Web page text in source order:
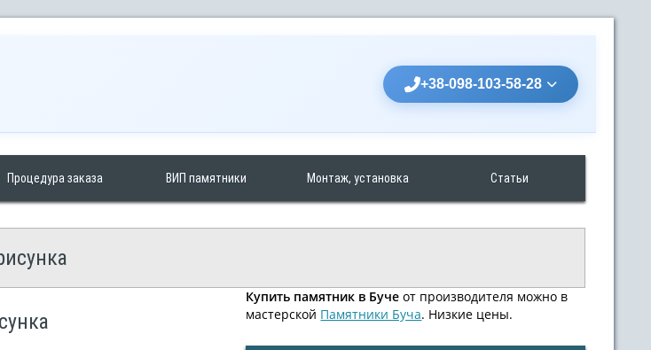
+38-098-103-58-28
Процедура заказа ВИП памятники Монтаж, установка Статьи
Купить памятник в Буче от производителя можно в
мастерской Памятники Буча. Низкие цены.